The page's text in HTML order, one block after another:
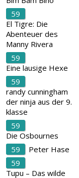
59
El Tigre: Die
Abenteuer des
Manny Rivera
59
Eine lausige Hexe
59
randy cunningham
der ninja aus der 9.
klasse
59
Die Osbournes
59
Peter Hase
59
Tupu – Das wilde